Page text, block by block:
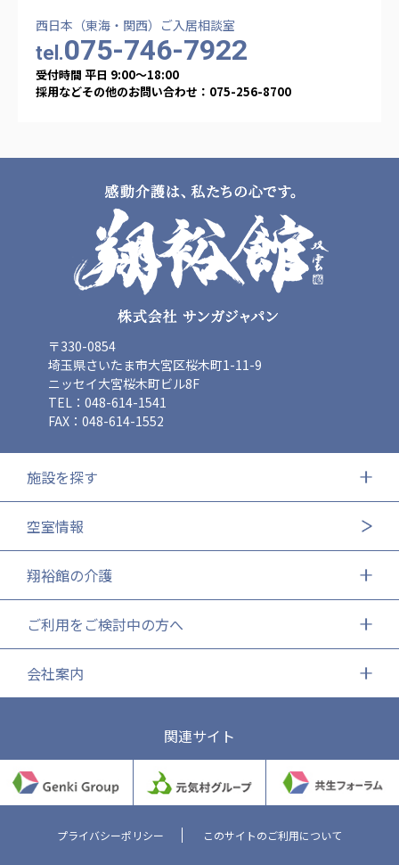
西日本（東海・関西）ご入居相談室
tel.075-746-7922
受付時間 平日 9:00〜18:00
採用などその他のお問い合わせ：075-256-8700
〒330-0854
埼玉県さいたま市大宮区桜木町1-11-9
ニッセイ大宮桜木町ビル8F
TEL：048-614-1541
FAX：048-614-1552
施設を探す
空室情報
翔裕館の介護
ご利用をご検討中の方へ
会社案内
関連サイト
プライバシーポリシー このサイトのご利用について